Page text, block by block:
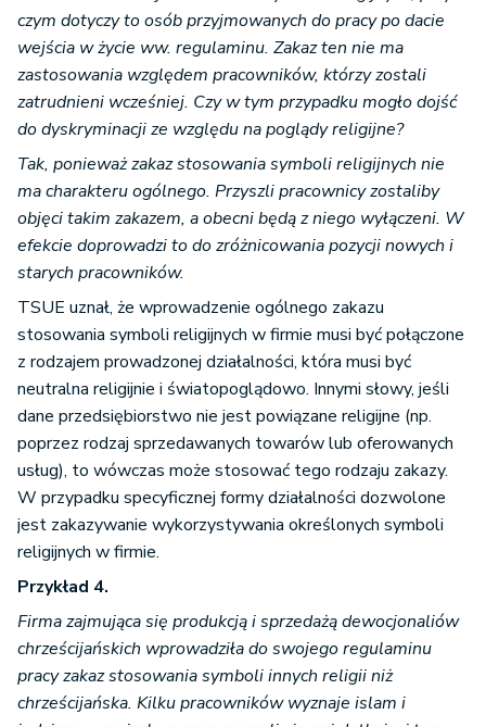
czym dotyczy to osób przyjmowanych do pracy po dacie
wejścia w życie ww. regulaminu. Zakaz ten nie ma
zastosowania względem pracowników, którzy zostali
zatrudnieni wcześniej. Czy w tym przypadku mogło dojść
do dyskryminacji ze względu na poglądy religijne?
Tak, ponieważ zakaz stosowania symboli religijnych nie
ma charakteru ogólnego. Przyszli pracownicy zostaliby
objęci takim zakazem, a obecni będą z niego wyłączeni. W
efekcie doprowadzi to do zróżnicowania pozycji nowych i
starych pracowników.
TSUE uznał, że wprowadzenie ogólnego zakazu
stosowania symboli religijnych w firmie musi być połączone
z rodzajem prowadzonej działalności, która musi być
neutralna religijnie i światopoglądowo. Innymi słowy, jeśli
dane przedsiębiorstwo nie jest powiązane religijne (np.
poprzez rodzaj sprzedawanych towarów lub oferowanych
usług), to wówczas może stosować tego rodzaju zakazy.
W przypadku specyficznej formy działalności dozwolone
jest zakazywanie wykorzystywania określonych symboli
religijnych w firmie.
Przykład 4.
Firma zajmująca się produkcją i sprzedażą dewocjonaliów
chrześcijańskich wprowadziła do swojego regulaminu
pracy zakaz stosowania symboli innych religii niż
chrześcijańska. Kilku pracowników wyznaje islam i